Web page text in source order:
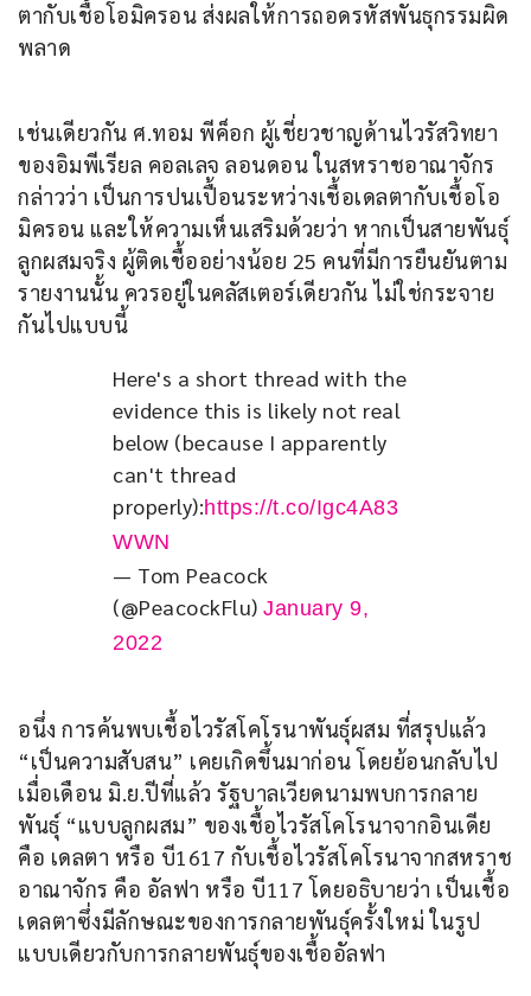
ตากับเชื้อโอมิครอน ส่งผลให้การถอดรหัสพันธุกรรมผิด
พลาด
เช่นเดียวกัน ศ.ทอม พีค็อก ผู้เชี่ยวชาญด้านไวรัสวิทยา
ของอิมพีเรียล คอลเลจ ลอนดอน ในสหราชอาณาจักร
กล่าวว่า เป็นการปนเปื้อนระหว่างเชื้อเดลตากับเชื้อโอ
มิครอน และให้ความเห็นเสริมด้วยว่า หากเป็นสายพันธุ์
ลูกผสมจริง ผู้ติดเชื้ออย่างน้อย 25 คนที่มีการยืนยันตาม
รายงานนั้น ควรอยู่ในคลัสเตอร์เดียวกัน ไม่ใช่กระจาย
กันไปแบบนี้
Here's a short thread with the
evidence this is likely not real
below (because I apparently
can't thread
properly):https://t.co/Igc4A83
WWN
— Tom Peacock
(@PeacockFlu) January 9,
2022
อนึ่ง การค้นพบเชื้อไวรัสโคโรนาพันธุ์ผสม ที่สรุปแล้ว
“เป็นความสับสน” เคยเกิดขึ้นมาก่อน โดยย้อนกลับไป
เมื่อเดือน มิ.ย.ปีที่แล้ว รัฐบาลเวียดนามพบการกลาย
พันธุ์ “แบบลูกผสม” ของเชื้อไวรัสโคโรนาจากอินเดีย
คือ เดลตา หรือ บี1617 กับเชื้อไวรัสโคโรนาจากสหราช
อาณาจักร คือ อัลฟา หรือ บี117 โดยอธิบายว่า เป็นเชื้อ
เดลตาซึ่งมีลักษณะของการกลายพันธุ์ครั้งใหม่ ในรูป
แบบเดียวกับการกลายพันธุ์ของเชื้ออัลฟา